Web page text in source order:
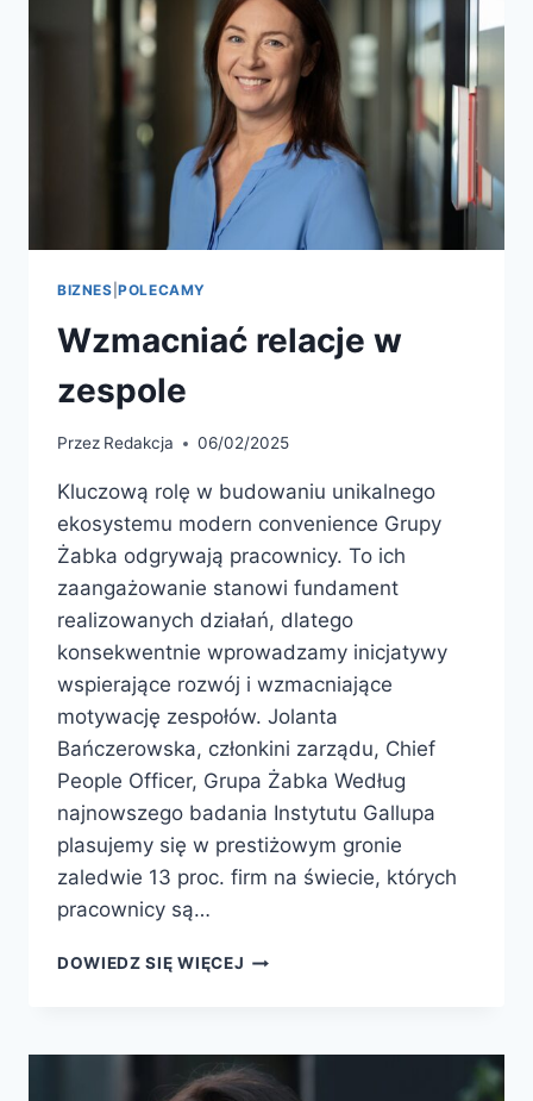
BIZNES |POLECAMY
Wzmacniać relacje w
zespole
Przez Redakcja 06/02/2025
Kluczową rolę w budowaniu unikalnego
ekosystemu modern convenience Grupy
Żabka odgrywają pracownicy. To ich
zaangażowanie stanowi fundament
realizowanych działań, dlatego
konsekwentnie wprowadzamy inicjatywy
wspierające rozwój i wzmacniające
motywację zespołów. Jolanta
Bańczerowska, członkini zarządu, Chief
People Officer, Grupa Żabka Według
najnowszego badania Instytutu Gallupa
plasujemy się w prestiżowym gronie
zaledwie 13 proc. firm na świecie, których
pracownicy są…
DOWIEDZ SIĘ WIĘCEJ